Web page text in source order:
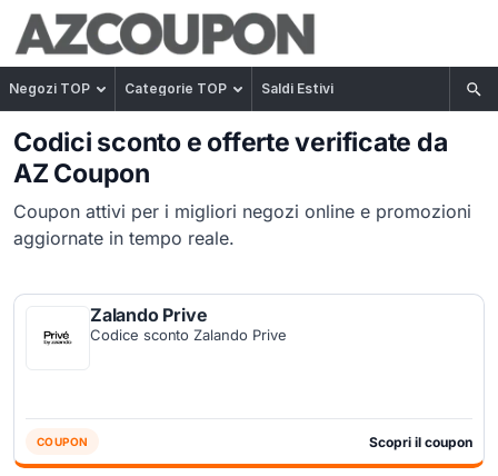
Negozi TOP Categorie TOP Saldi Estivi
Codici sconto e offerte verificate da
AZ Coupon
Coupon attivi per i migliori negozi online e promozioni
aggiornate in tempo reale.
Zalando Prive
Codice sconto Zalando Prive
COUPON Scopri il coupon